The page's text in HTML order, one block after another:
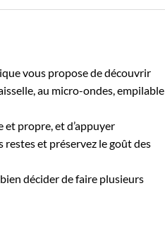
vous propose de découvrir
au micro-ondes, empilable
et propre, et d’appuyer
et préservez le goût des
décider de faire plusieurs